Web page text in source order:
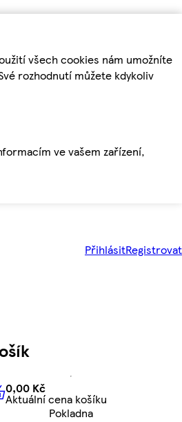
všech cookies nám umožníte
rozhodnutí můžete kdykoliv
ve vašem zařízení,
PřihlásitRegistrovat
0,00 KčAktuální cena košíku
0,00 Kč
Aktuální cena košíku
Pokladna